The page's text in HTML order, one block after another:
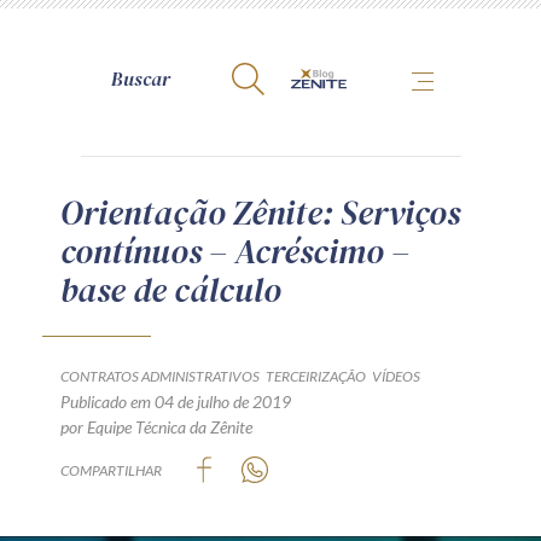
A Zênite
Como publicar conosco
Site da Zênite
Termos de uso
Política de Privacidade
Guia de Direitos dos Titulares de Dados
Encarregado (contato)
Orientação Zênite: Serviços
contínuos – Acréscimo –
base de cálculo
CONTRATOS ADMINISTRATIVOS TERCEIRIZAÇÃO VÍDEOS
Publicado em 04 de julho de 2019
por Equipe Técnica da Zênite
COMPARTILHAR